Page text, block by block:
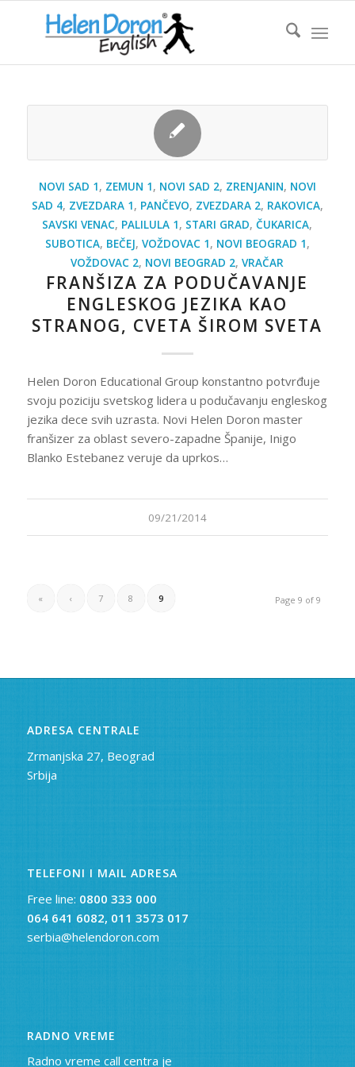
NOVI SAD 1, ZEMUN 1, NOVI SAD 2, ZRENJANIN, NOVI
SAD 4, ZVEZDARA 1, PANČEVO, ZVEZDARA 2, RAKOVICA,
SAVSKI VENAC, PALILULA 1, STARI GRAD,ČUKARICA,
SUBOTICA, BEČEJ, VOŽDOVAC 1, NOVI BEOGRAD 1,
VOŽDOVAC 2, NOVI BEOGRAD 2,VRAČAR
FRANŠIZA ZA PODUČAVANJE
ENGLESKOG JEZIKA KAO
STRANOG, CVETA ŠIROM SVETA
Helen Doron Educational Group konstantno potvrđuje
svoju poziciju svetskog lidera u podučavanju engleskog
jezika dece svih uzrasta. Novi Helen Doron master
franšizer za oblast severo-zapadne Španije, Inigo
Blanko Estebanez veruje da uprkos…
09/21/2014
Page 9 of 9
« ‹ 7 8 9
ADRESA CENTRALE
Zrmanjska 27, Beograd
Srbija
TELEFONI I MAIL ADRESA
Free line: 0800 333 000
064 641 6082, 011 3573 017
serbia@helendoron.com
RADNO VREME
Radno vreme call centra je